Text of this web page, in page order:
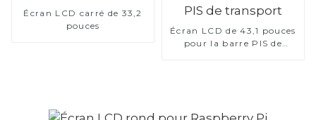
Écran LCD carré de 33,2
pouces
Écran LCD de 43,1 pouces
pour la barre PIS de